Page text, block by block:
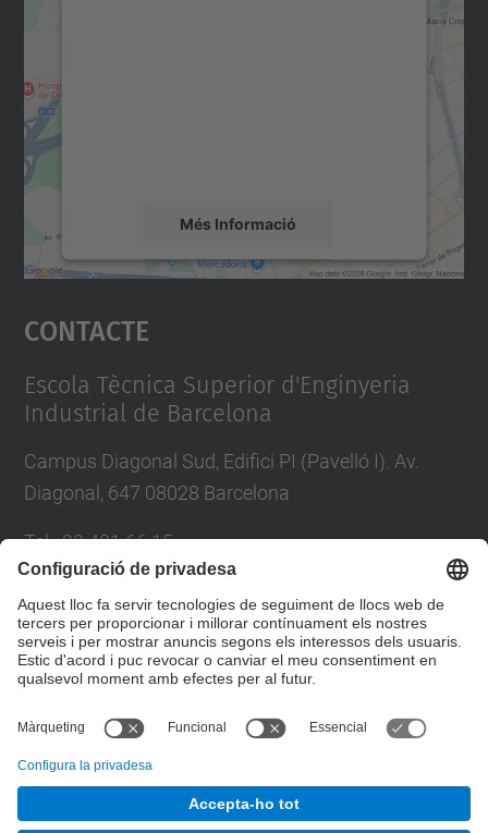
Més Informació
Accepta
powered by
Contacte
Escola Tècnica Superior d'Enginyeria
Industrial de Barcelona
Campus Diagonal Sud, Edifici PI (Pavelló I). Av.
Diagonal, 647 08028 Barcelona
Tel.:93 401 66 15
Directori UPC
Formulari de contacte
Taller d'Estudis Lumínics.